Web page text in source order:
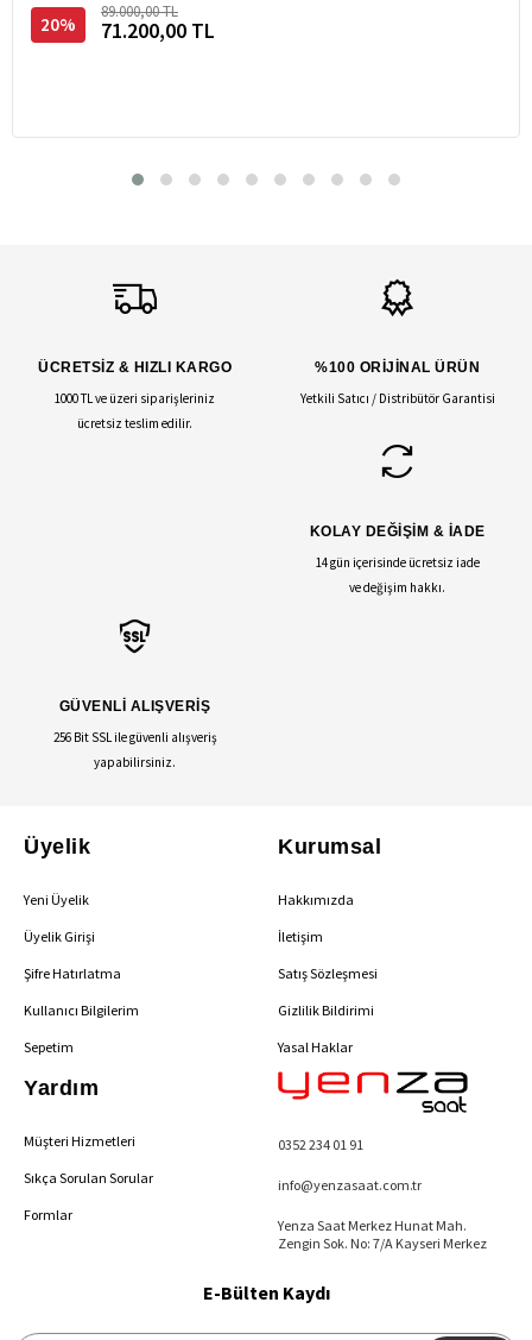
20%
89.000,00 TL
71.200,00 TL
ÜCRETSİZ & HIZLI KARGO
1000 TL ve üzeri siparişleriniz
ücretsiz teslim edilir.
%100 ORİJİNAL ÜRÜN
Yetkili Satıcı / Distribütör Garantisi
KOLAY DEĞİŞİM & İADE
14 gün içerisinde ücretsiz iade
ve değişim hakkı.
GÜVENLİ ALIŞVERİŞ
256 Bit SSL ile güvenli alışveriş
yapabilirsiniz.
Üyelik
Yeni Üyelik
Üyelik Girişi
Şifre Hatırlatma
Kullanıcı Bilgilerim
Sepetim
Kurumsal
Hakkımızda
İletişim
Satış Sözleşmesi
Gizlilik Bildirimi
Yasal Haklar
Yardım
Müşteri Hizmetleri
Sıkça Sorulan Sorular
Formlar
0352 234 01 91
info@yenzasaat.com.tr
Yenza Saat Merkez Hunat Mah.
Zengin Sok. No: 7/A Kayseri Merkez
E-Bülten Kaydı